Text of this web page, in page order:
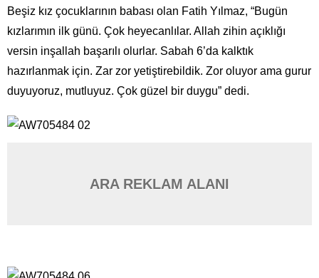
Beşiz kız çocuklarının babası olan Fatih Yılmaz, “Bugün
kızlarımın ilk günü. Çok heyecanlılar. Allah zihin açıklığı
versin inşallah başarılı olurlar. Sabah 6’da kalktık
hazırlanmak için. Zar zor yetiştirebildik. Zor oluyor ama gurur
duyuyoruz, mutluyuz. Çok güzel bir duygu” dedi.
ARA REKLAM ALANI